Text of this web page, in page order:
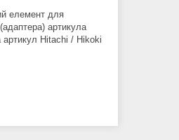
елемент для
артикула
артикул Hitachi / Hikoki